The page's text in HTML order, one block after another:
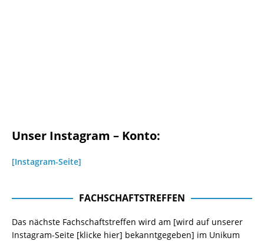
Unser Instagram – Konto:
[Instagram-Seite]
FACHSCHAFTSTREFFEN
Das nächste Fachschaftstreffen wird am [wird auf unserer
Instagram-Seite [klicke hier] bekanntgegeben] im Unikum